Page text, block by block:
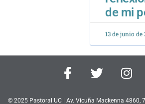
13 de junio de
F
a
T
w
I
n
© 2025 Pastoral UC | Av. Vicuña Mackenna 4860,